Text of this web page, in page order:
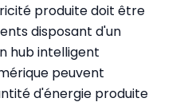
produite doit être
disposant d'un
hub intelligent
peuvent
d'énergie produite